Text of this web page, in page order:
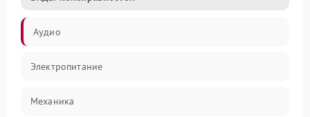
Аудио
Электропитание
Механика